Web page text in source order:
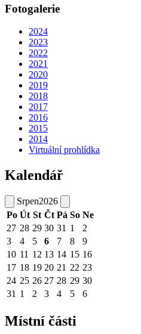
Fotogalerie
2024
2023
2022
2021
2020
2019
2018
2017
2016
2015
2014
Virtuální prohlídka
Kalendář
Srpen2026
Po Út St Čt Pá So Ne
27 28 29 30 31 1
2
3
4 5 6 7 8
9
10 11 12 13 14 15 16
17 18 19 20 21 22 23
24 25 26 27 28 29 30
31 1 2 3 4 5 6
Místní části